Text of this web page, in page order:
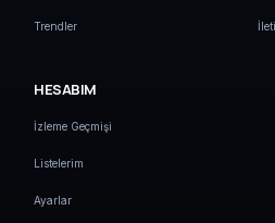
Trendler
HESABIM
İzleme Geçmişi
Listelerim
Ayarlar